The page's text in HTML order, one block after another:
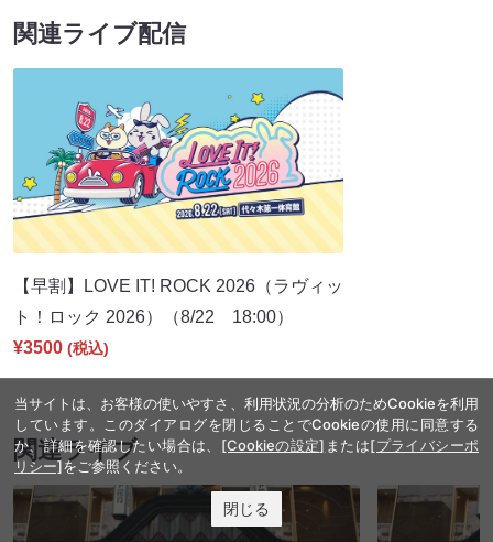
関連ライブ配信
【早割】LOVE IT! ROCK 2026（ラヴィッ
ト！ロック 2026）（8/22 18:00）
¥3500 (税込)
関連ライブ
当サイトは、お客様の使いやすさ、利用状況の分析のためCookieを利用
しています。このダイアログを閉じることでCookieの使用に同意する
か、詳細を確認したい場合は、 [Cookieの設定] または[プライバシーポ
リシー]をご参照ください。
閉じる